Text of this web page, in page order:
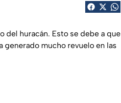
del huracán. Esto se debe a que
generado mucho revuelo en las